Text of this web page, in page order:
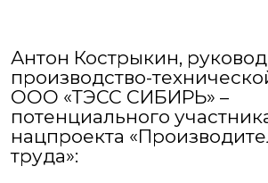
Антон Кострыкин,
производство-
ООО «ТЭСС СИБИРЬ» –
потенциального
нацпроекта
труда»: